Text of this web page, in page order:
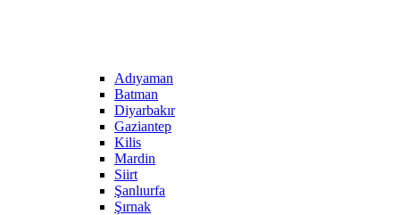
Adıyaman
Batman
Diyarbakır
Gaziantep
Kilis
Mardin
Siirt
Şanlıurfa
Şırnak